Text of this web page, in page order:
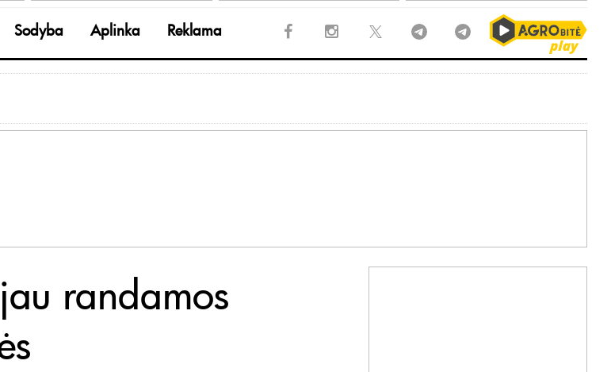
Sodyba Aplinka Reklama
randamos